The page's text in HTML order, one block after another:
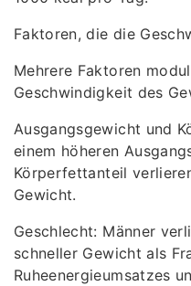
Faktoren, die die
Mehrere Faktoren
Geschwindigkeit des
Ausgangsgewicht und
einem höheren
Körperfettanteil
Gewicht.
Geschlecht: Männer
schneller Gewicht als
Ruheenergieumsatzes